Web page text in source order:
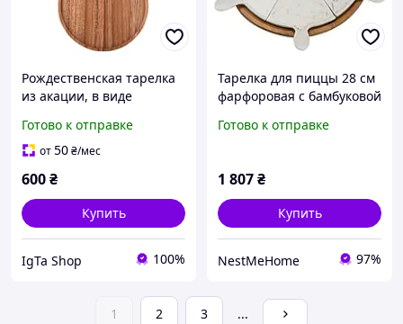
Рождественская тарелка
из акации, в виде
тарелка для
рождественской подачи
Готово к отправке
от50₴/мес
600₴
Купить
IgTa Shop 100%
Тарелка для пиццы 28 см
фарфоровая с бамбуковой
подставкой, секционная
Готово к отправке
1 807₴
Купить
NestMeHome 97%
1 2 3 ...